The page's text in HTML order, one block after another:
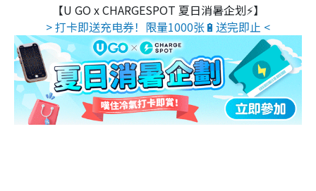
【U GO x CHARGESPOT 夏日消暑企划⚡】
> 打卡即送充电券！限量1000张🔋送完即止 <